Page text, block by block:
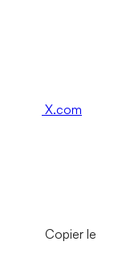
X.com
Copier le